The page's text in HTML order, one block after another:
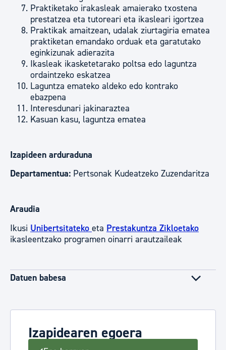
Praktiketako irakasleak amaierako txostena
prestatzea eta tutoreari eta ikasleari igortzea
Praktikak amaitzean, udalak ziurtagiria ematea
praktiketan emandako orduak eta garatutako
eginkizunak adierazita
Ikasleak ikasketetarako poltsa edo laguntza
ordaintzeko eskatzea
Laguntza emateko aldeko edo kontrako
ebazpena
Interesdunari jakinaraztea
Kasuan kasu, laguntza ematea
Izapideen arduraduna
Departamentua: Pertsonak Kudeatzeko Zuzendaritza
Araudia
Ikusi Unibertsitateko eta Prestakuntza Zikloetako
ikasleentzako programen oinarri arautzaileak
Datuen babesa
Izapidearen egoera